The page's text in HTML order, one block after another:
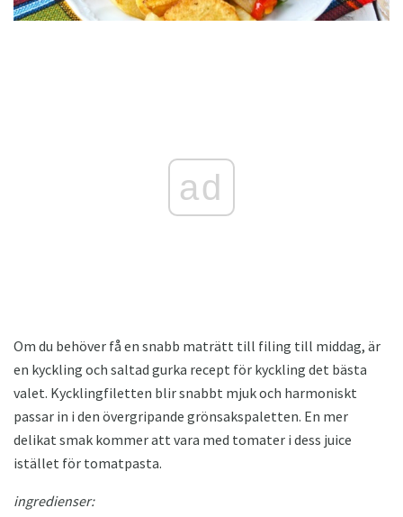
ad
Om du behöver få en snabb maträtt till filing till middag, är
en kyckling och saltad gurka recept för kyckling det bästa
valet. Kycklingfiletten blir snabbt mjuk och harmoniskt
passar in i den övergripande grönsakspaletten. En mer
delikat smak kommer att vara med tomater i dess juice
istället för tomatpasta.
ingredienser: